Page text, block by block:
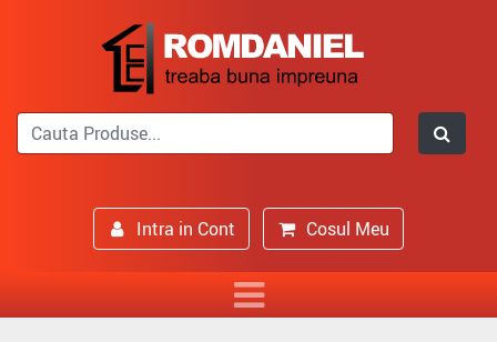
Intra in Cont Cosul Meu